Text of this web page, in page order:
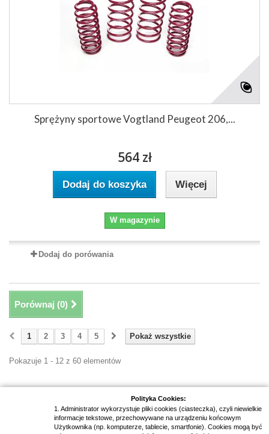
Polityka Cookies:
1. Administrator wykorzystuje pliki cookies (ciasteczka), czyli niewielkie
informacje tekstowe, przechowywane na urządzeniu końcowym
Użytkownika (np. komputerze, tablecie, smartfonie). Cookies mogą być
Sprężyny sportowe Vogtland Peugeot 206,...
564 zł
Dodaj do koszyka Więcej
W magazynie
Dodaj do porówania
Porównaj (0)
Pokaż wszystkie
1 2 3 4 5
Pokazuje 1 - 12 z 60 elementów
Newsletter